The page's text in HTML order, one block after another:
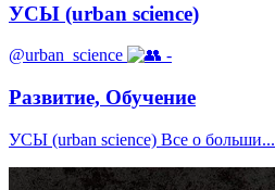
УСЫ (urban science)
@urban_science -
Развитие, Обучение
УСЫ (urban science) Все о больши...